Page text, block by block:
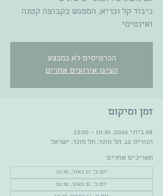
כיבוד קל ובריא, המפגש בקבוצה קטנה
ואינטימי
הכרטיסים לא במבצע
הציגו אירועים אחרים
זמן ומיקום
08 ביוני 2026, 10:30 – 13:00
הנורית 12, תל מונד, תל מונד, ישראל
תאריכים אחרים
יום ב׳, 17 באוג׳, 10:30
יום ב׳, 31 באוג׳, 10:30